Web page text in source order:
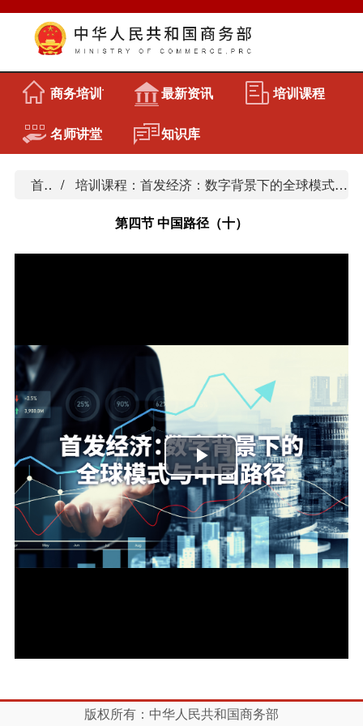
商务培训首页 最新资讯 培训课程
名师讲堂 知识库
首页 培训课程：首发经济：数字背景下的全球模式与中国路径
第四节 中国路径（十）
播
放
视
版权所有：中华人民共和国商务部